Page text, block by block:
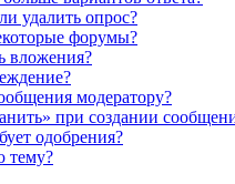
удалить опрос?
форумы?
вложения?
модератору?
при создании
одобрения?
тему?